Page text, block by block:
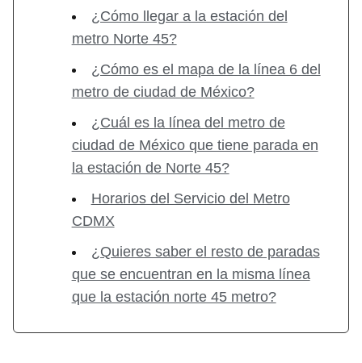
¿Cómo llegar a la estación del
metro Norte 45?
¿Cómo es el mapa de la línea 6 del
metro de ciudad de México?
¿Cuál es la línea del metro de
ciudad de México que tiene parada en
la estación de Norte 45?
Horarios del Servicio del Metro
CDMX
¿Quieres saber el resto de paradas
que se encuentran en la misma línea
que la estación norte 45 metro?